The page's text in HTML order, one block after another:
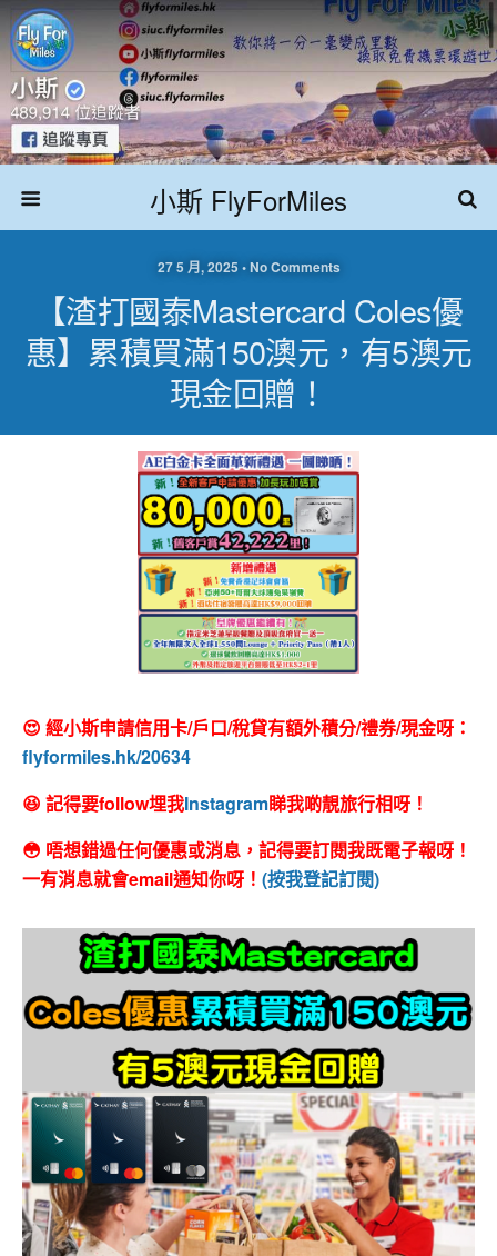
小斯 FlyForMiles
27 5 月, 2025 • No Comments
【渣打國泰Mastercard Coles優
惠】累積買滿150澳元，有5澳元
現金回贈！
😍 經小斯申請信用卡/戶口/稅貸有額外積分/禮券/現金呀：
flyformiles.hk/20634
😆 記得要follow埋我Instagram睇我啲靚旅行相呀！
😳 唔想錯過任何優惠或消息，記得要訂閱我既電子報呀！
一有消息就會email通知你呀！ (按我登記訂閱)